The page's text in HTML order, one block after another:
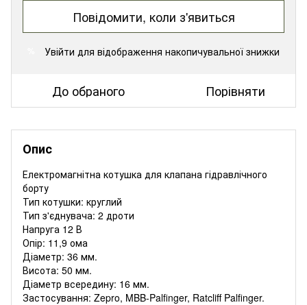
Повідомити, коли з'явиться
Увійти для відображення накопичувальної знижки
До обраного Порівняти
Опис
Електромагнітна котушка для клапана гідравлічного
борту
Тип котушки: круглий
Тип з'єднувача: 2 дроти
Напруга 12 В
Опір: 11,9 ома
Діаметр: 36 мм.
Висота: 50 мм.
Діаметр всередину: 16 мм.
Застосування: Zepro, MBB-Palfinger, Ratcliff Palfinger.